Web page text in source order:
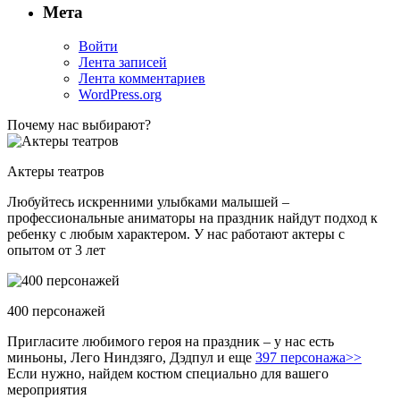
Мета
Войти
Лента записей
Лента комментариев
WordPress.org
Почему нас выбирают?
Актеры театров
Любуйтесь искренними улыбками малышей –
профессиональные аниматоры на праздник найдут подход к
ребенку с любым характером. У нас работают актеры с
опытом от 3 лет
400 персонажей
Пригласите любимого героя на праздник – у нас есть
миньоны, Лего Ниндзяго, Дэдпул и еще 397 персонажа>>
Если нужно, найдем костюм специально для вашего
мероприятия